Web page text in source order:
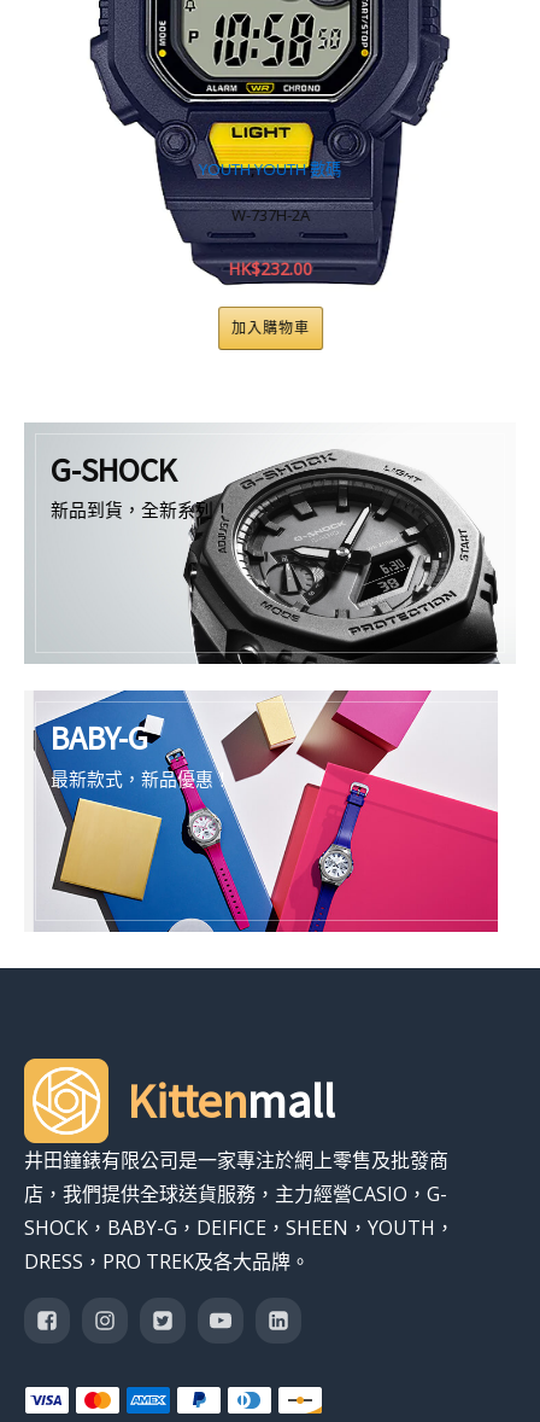
YOUTH 數碼
G-SHOCK
新品到貨，全新系列！
BABY-G
最新款式，新品優惠！
Kittenmall
井田鐘錶有限公司是一家專注於網上零售及批發商
店，我們提供全球送貨服務，主力經營CASIO，G-
SHOCK，BABY-G，DEIFICE，SHEEN，YOUTH，
DRESS，PRO TREK及各大品牌。